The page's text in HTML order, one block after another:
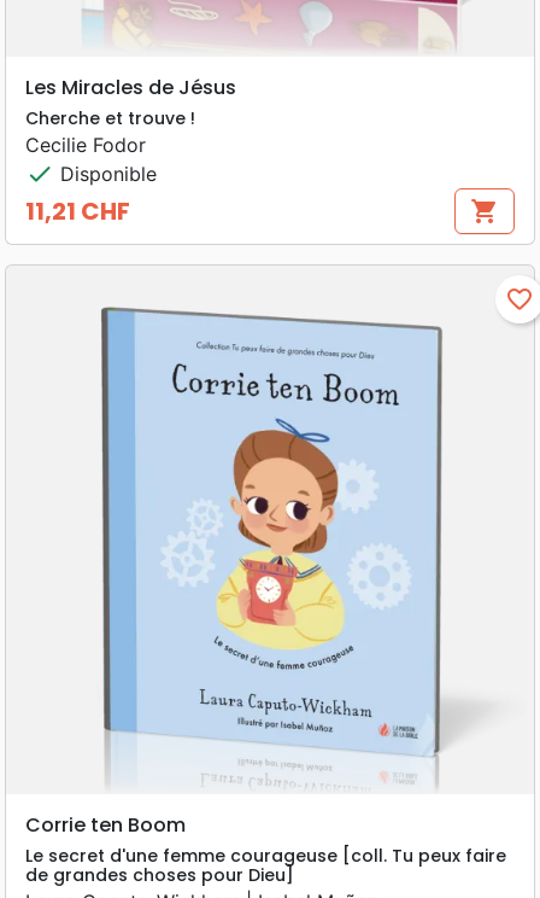
Les Miracles de Jésus
Cherche et trouve !
Cecilie Fodor
check Disponible
Prix
11,21 CHF shopping_cart
favorite_border
Corrie ten Boom
Le secret d'une femme courageuse [coll. Tu peux faire
de grandes choses pour Dieu]